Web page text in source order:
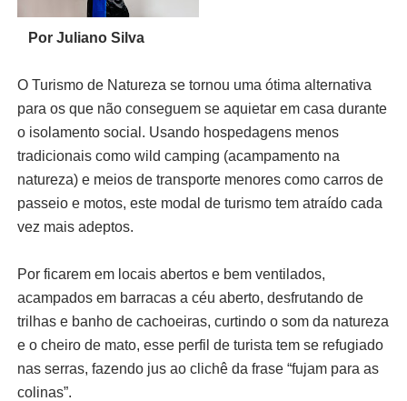
Por Juliano Silva
O Turismo de Natureza se tornou uma ótima alternativa
para os que não conseguem se aquietar em casa durante
o isolamento social. Usando hospedagens menos
tradicionais como wild camping (acampamento na
natureza) e meios de transporte menores como carros de
passeio e motos, este modal de turismo tem atraído cada
vez mais adeptos.
Por ficarem em locais abertos e bem ventilados,
acampados em barracas a céu aberto, desfrutando de
trilhas e banho de cachoeiras, curtindo o som da natureza
e o cheiro de mato, esse perfil de turista tem se refugiado
nas serras, fazendo jus ao clichê da frase “fujam para as
colinas”.